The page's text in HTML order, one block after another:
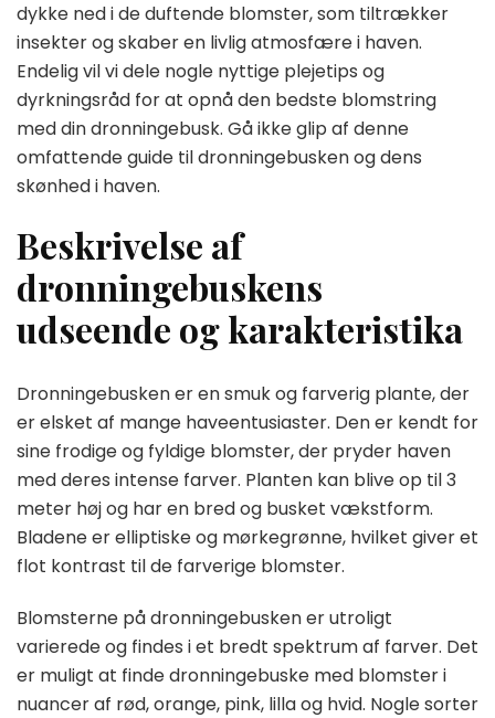
dykke ned i de duftende blomster, som tiltrækker
insekter og skaber en livlig atmosfære i haven.
Endelig vil vi dele nogle nyttige plejetips og
dyrkningsråd for at opnå den bedste blomstring
med din dronningebusk. Gå ikke glip af denne
omfattende guide til dronningebusken og dens
skønhed i haven.
Beskrivelse af
dronningebuskens
udseende og karakteristika
Dronningebusken er en smuk og farverig plante, der
er elsket af mange haveentusiaster. Den er kendt for
sine frodige og fyldige blomster, der pryder haven
med deres intense farver. Planten kan blive op til 3
meter høj og har en bred og busket vækstform.
Bladene er elliptiske og mørkegrønne, hvilket giver et
flot kontrast til de farverige blomster.
Blomsterne på dronningebusken er utroligt
varierede og findes i et bredt spektrum af farver. Det
er muligt at finde dronningebuske med blomster i
nuancer af rød, orange, pink, lilla og hvid. Nogle sorter